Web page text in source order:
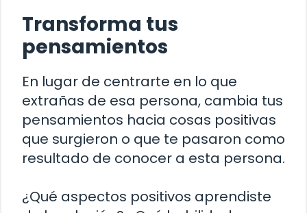
Transforma tus
pensamientos
En lugar de centrarte en lo que
extrañas de esa persona, cambia tus
pensamientos hacia cosas positivas
que surgieron o que te pasaron como
resultado de conocer a esta persona.
¿Qué aspectos positivos aprendiste